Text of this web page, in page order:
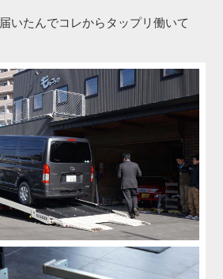
いたんでコレからタップリ働いて